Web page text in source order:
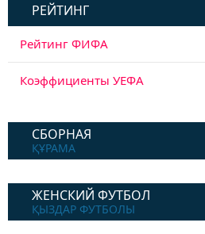
РЕЙТИНГ
Рейтинг ФИФА
Коэффициенты УЕФА
СБОРНАЯ
ҚҰРАМА
ЖЕНСКИЙ ФУТБОЛ
ҚЫЗДАР ФУТБОЛЫ